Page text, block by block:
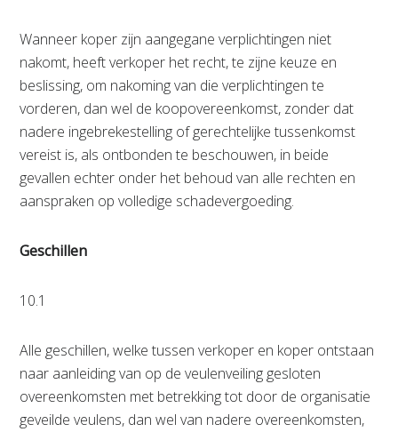
Wanneer koper zijn aangegane verplichtingen niet
nakomt, heeft verkoper het recht, te zijne keuze en
beslissing, om nakoming van die verplichtingen te
vorderen, dan wel de koopovereenkomst, zonder dat
nadere ingebrekestelling of gerechtelijke tussenkomst
vereist is, als ontbonden te beschouwen, in beide
gevallen echter onder het behoud van alle rechten en
aanspraken op volledige schadevergoeding.
Geschillen
10.1
Alle geschillen, welke tussen verkoper en koper ontstaan
naar aanleiding van op de veulenveiling gesloten
overeenkomsten met betrekking tot door de organisatie
geveilde veulens, dan wel van nadere overeenkomsten,